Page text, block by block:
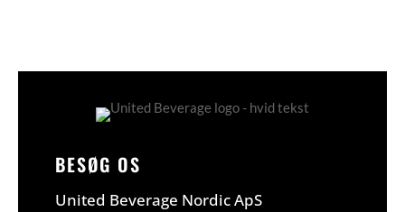
BESØG OS
United Beverage Nordic ApS